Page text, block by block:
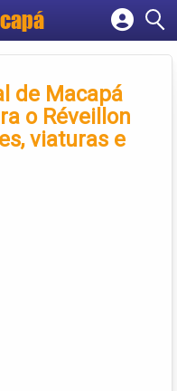
empresa
de Macapá
o Réveillon
viaturas e